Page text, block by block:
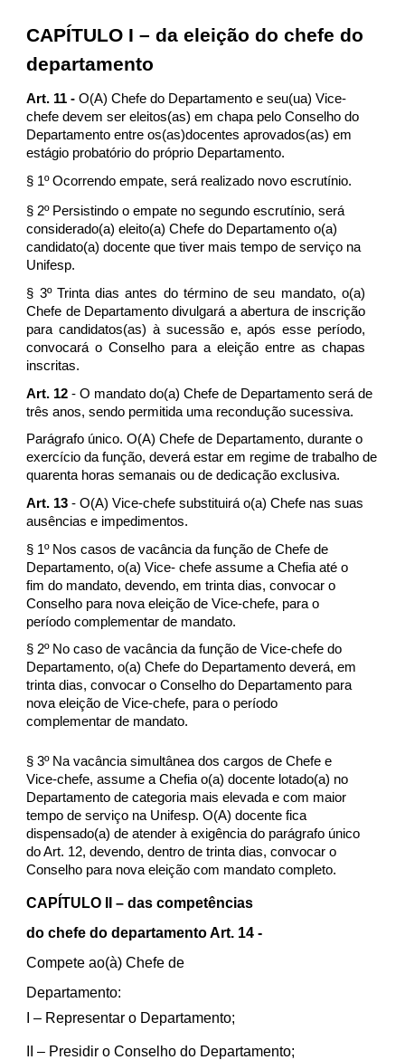
CAPÍTULO I – da eleição do chefe do
departamento
Art. 11 -O(A) Chefe do Departamento e seu(ua) Vice-
chefe devem ser eleitos(as) em chapa pelo Conselho do
Departamento entre os(as)docentes aprovados(as) em
estágio probatório do próprio Departamento.
§ 1º Ocorrendo empate, será realizado novo escrutínio.
§ 2º Persistindo o empate no segundo escrutínio, será
considerado(a) eleito(a) Chefe do Departamento o(a)
candidato(a) docente que tiver mais tempo de serviço na
Unifesp.
§ 3º Trinta dias antes do término de seu mandato, o(a)
Chefe de Departamento divulgará a abertura de inscrição
para candidatos(as) à sucessão e, após esse período,
convocará o Conselho para a eleição entre as chapas
inscritas.
Art. 12- O mandato do(a) Chefe de Departamento será de
três anos, sendo permitida uma recondução sucessiva.
Parágrafo único. O(A) Chefe de Departamento, durante o
exercício da função, deverá estar em regime de trabalho de
quarenta horas semanais ou de dedicação exclusiva.
Art. 13- O(A) Vice-chefe substituirá o(a) Chefe nas suas
ausências e impedimentos.
§ 1º Nos casos de vacância da função de Chefe de
Departamento, o(a) Vice- chefe assume a Chefia até o
fim do mandato, devendo, em trinta dias, convocar o
Conselho para nova eleição de Vice-chefe, para o
período complementar de mandato.
§ 2º No caso de vacância da função de Vice-chefe do
Departamento, o(a) Chefe do Departamento deverá, em
trinta dias, convocar o Conselho do Departamento para
nova eleição de Vice-chefe, para o período
complementar de mandato.
§ 3º Na vacância simultânea dos cargos de Chefe e
Vice-chefe, assume a Chefia o(a) docente lotado(a) no
Departamento de categoria mais elevada e com maior
tempo de serviço na Unifesp. O(A) docente fica
dispensado(a) de atender à exigência do parágrafo único
do Art. 12, devendo, dentro de trinta dias, convocar o
Conselho para nova eleição com mandato completo.
CAPÍTULO II – das competências
do chefe do departamento Art. 14 -
Compete ao(à) Chefe de
Departamento:
– Representar o Departamento;
– Presidir o Conselho do Departamento;